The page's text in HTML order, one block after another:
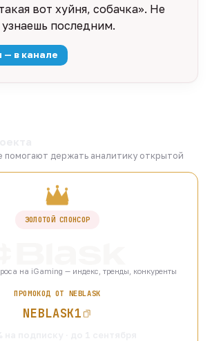
вот хуйня, собачка». Не
последним.
— в канале
помогают держать аналитику открытой
ЗОЛОТОЙ СПОНСОР
на iGaming — индекс, тренды, конкуренты
ПРОМОКОД ОТ NEBLASK
NEBLASK1